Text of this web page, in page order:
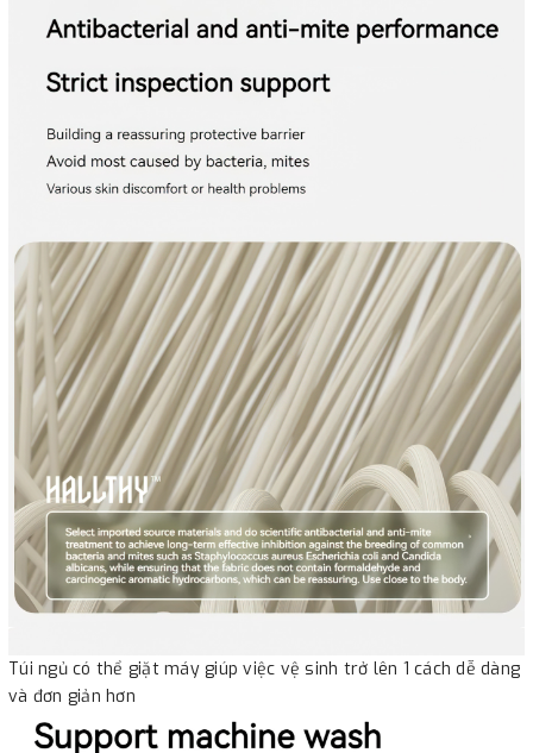
Túi ngủ có thể giặt máy giúp việc vệ sinh trở lên 1 cách dễ dàng
và đơn giản hơn